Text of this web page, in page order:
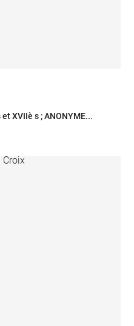
ANONYME ALLEMAND fin XVIè s et XVIIè s ; ANONYME...